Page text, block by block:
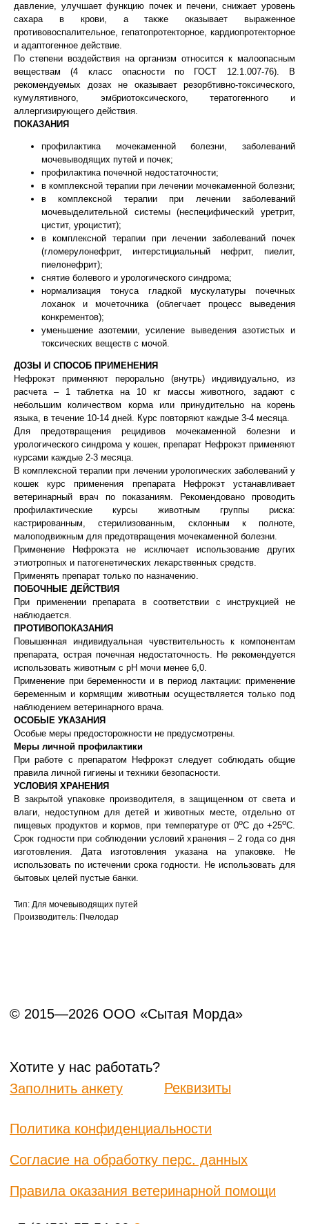
давление, улучшает функцию почек и печени, снижает уровень
сахара в крови, а также оказывает выраженное
противовоспалительное, гепатопротекторное, кардиопротекторное
и адаптогенное действие.
По степени воздействия на организм относится к малоопасным
веществам (4 класс опасности по ГОСТ 12.1.007-76). В
рекомендуемых дозах не оказывает резорбтивно-токсического,
кумулятивного, эмбриотоксического, тератогенного и
аллергизирующего действия.
ПОКАЗАНИЯ
профилактика мочекаменной болезни, заболеваний
мочевыводящих путей и почек;
профилактика почечной недостаточности;
в комплексной терапии при лечении мочекаменной болезни;
в комплексной терапии при лечении заболеваний
мочевыделительной системы (неспецифический уретрит,
цистит, уроцистит);
в комплексной терапии при лечении заболеваний почек
(гломерулонефрит, интерстициальный нефрит, пиелит,
пиелонефрит);
снятие болевого и урологического синдрома;
нормализация тонуса гладкой мускулатуры почечных
лоханок и мочеточника (облегчает процесс выведения
конкрементов);
уменьшение азотемии, усиление выведения азотистых и
токсических веществ с мочой.
ДОЗЫ И СПОСОБ ПРИМЕНЕНИЯ
Нефрокэт применяют перорально (внутрь) индивидуально, из
расчета – 1 таблетка на 10 кг массы животного, задают с
небольшим количеством корма или принудительно на корень
языка, в течение 10-14 дней. Курс повторяют каждые 3-4 месяца.
Для предотвращения рецидивов мочекаменной болезни и
урологического синдрома у кошек, препарат Нефрокэт применяют
курсами каждые 2-3 месяца.
В комплексной терапии при лечении урологических заболеваний у
кошек курс применения препарата Нефрокэт устанавливает
ветеринарный врач по показаниям. Рекомендовано проводить
профилактические курсы животным группы риска:
кастрированным, стерилизованным, склонным к полноте,
малоподвижным для предотвращения мочекаменной болезни.
Применение Нефрокэта не исключает использование других
этиотропных и патогенетических лекарственных средств.
Применять препарат только по назначению.
ПОБОЧНЫЕ ДЕЙСТВИЯ
При применении препарата в соответствии с инструкцией не
наблюдается.
ПРОТИВОПОКАЗАНИЯ
Повышенная индивидуальная чувствительность к компонентам
препарата, острая почечная недостаточность. Не рекомендуется
использовать животным с pH мочи менее 6,0.
Применение при беременности и в период лактации: применение
беременным и кормящим животным осуществляется только под
наблюдением ветеринарного врача.
ОСОБЫЕ УКАЗАНИЯ
Особые меры предосторожности не предусмотрены.
Меры личной профилактики
При работе с препаратом Нефрокэт следует соблюдать общие
правила личной гигиены и техники безопасности.
УСЛОВИЯ ХРАНЕНИЯ
В закрытой упаковке производителя, в защищенном от света и
влаги, недоступном для детей и животных месте, отдельно от
пищевых продуктов и кормов, при температуре от 0оС до +25оС.
Срок годности при соблюдении условий хранения – 2 года со дня
изготовления. Дата изготовления указана на упаковке. Не
использовать по истечении срока годности. Не использовать для
бытовых целей пустые банки.
Тип: Для мочевыводящих путей
Производитель: Пчелодар
© 2015—2026 ООО «Сытая Морда»
Данный сайт носит информационный характер и
не является публичной офертой.
Политика конфиденциальности
Согласие на обработку перс. данных
+7 (3452) 57-54-36 Заказать звонок
Хотите у нас работать?
Заполнить анкету
Правила оказания ветеринарной помощи
Реквизиты